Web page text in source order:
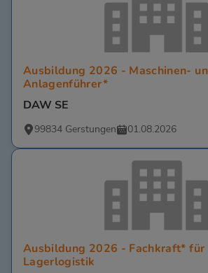
Ausbildung 2026 - Maschinen-
Anlagenführer*
DAW SE
99834 Gerstungen 01.08.2026
Ausbildung 2026 - Fachkraft* für
Lagerlogistik